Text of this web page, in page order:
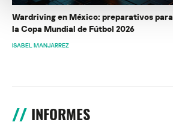
Wardriving en México: preparativos para
la Copa Mundial de Fútbol 2026
ISABEL MANJARREZ
INFORMES